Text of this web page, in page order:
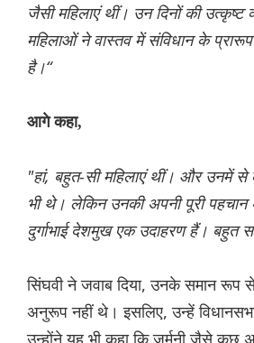
जैसी महिलाएं थीं। उन दिनों की उत्कृष्ट
महिलाओं ने वास्तव में संविधान के
है।“
आगे कहा,
"हां, बहुत-सी महिलाएं थीं। और उनमें से
भी थे। लेकिन उनकी अपनी पूरी
दुर्गाभाई देशमुख एक उदाहरण हैं। बहुत
सिंघवी ने जवाब दिया, उनके समान रूप
अनुरूप नहीं थे। इसलिए, उन्हें
उन्होंने यह भी कहा कि जर्मनी जैसे कुछ